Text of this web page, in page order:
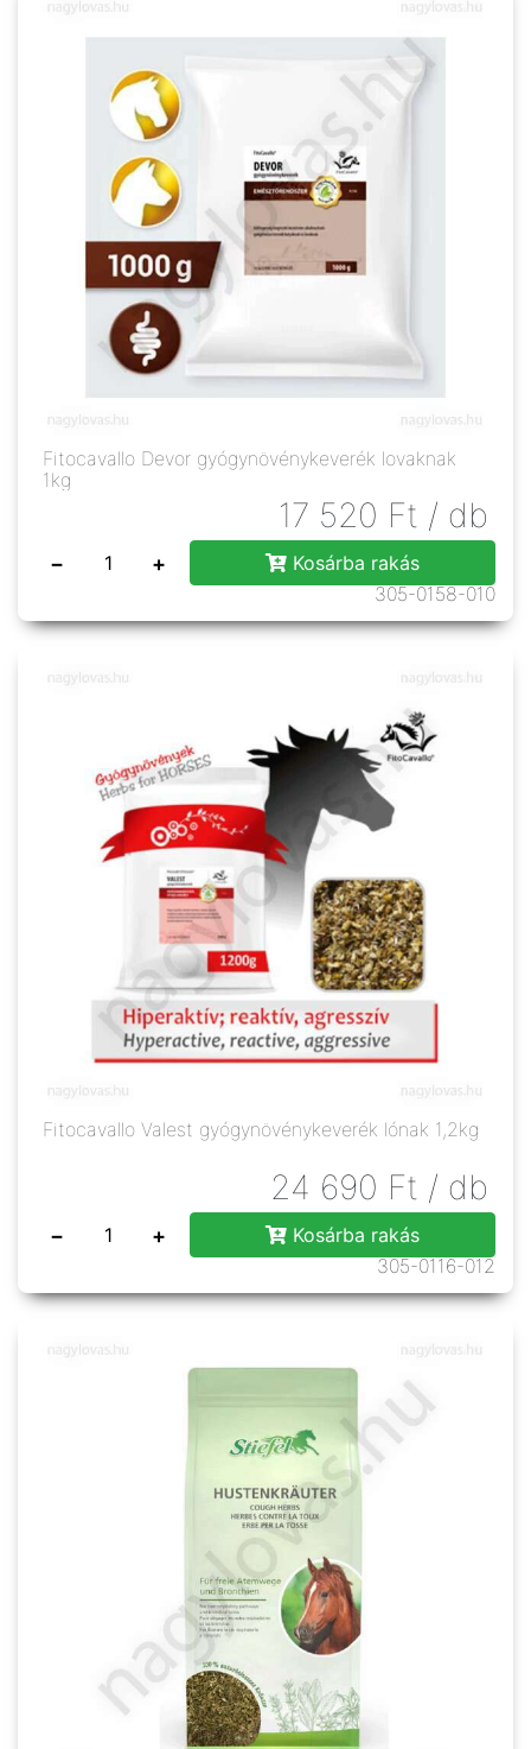
Fitocavallo Devor gyógynövénykeverék lovaknak
1kg
17 520 Ft / db
− +
Kosárba rakás
305-0158-010
Fitocavallo Valest gyógynövénykeverék lónak 1,2kg
24 690 Ft / db
− +
Kosárba rakás
305-0116-012